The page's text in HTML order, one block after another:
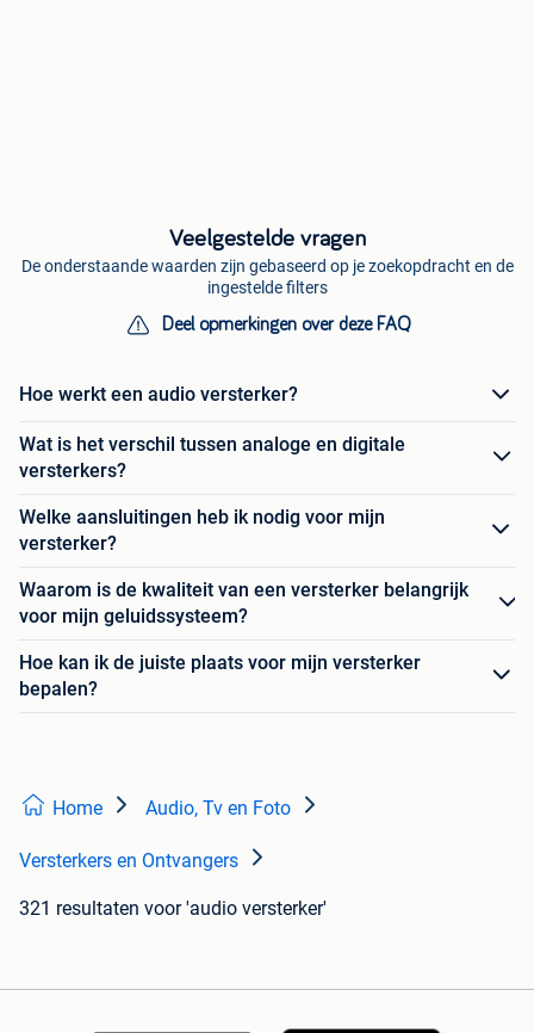
Veelgestelde vragen
De onderstaande waarden zijn gebaseerd op je zoekopdracht en de
ingestelde filters
Deel opmerkingen over deze FAQ
Hoe werkt een audio versterker?
Wat is het verschil tussen analoge en digitale
versterkers?
Welke aansluitingen heb ik nodig voor mijn
versterker?
Waarom is de kwaliteit van een versterker belangrijk
voor mijn geluidssysteem?
Hoe kan ik de juiste plaats voor mijn versterker
bepalen?
Home Audio, Tv en Foto
Versterkers en Ontvangers
321 resultaten voor 'audio versterker'